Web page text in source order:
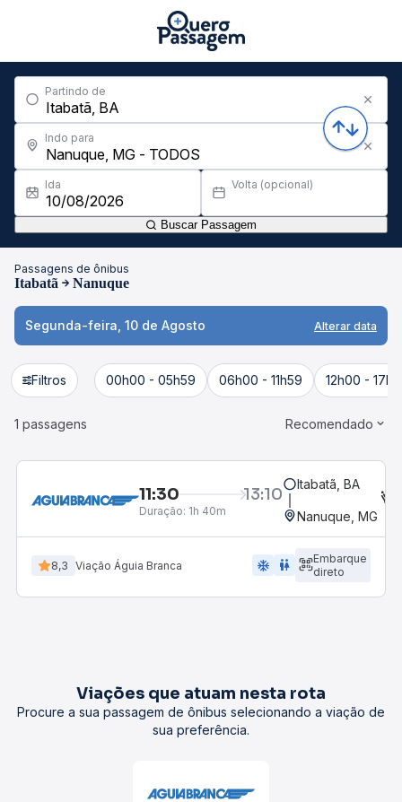
Partindo de
Indo para
Ida Volta (opcional)
Buscar Passagem
Passagens de ônibus
Itabatã Nanuque
Segunda-feira, 10 de Agosto Alterar data
Filtros 00h00 - 05h59 06h00 - 11h59 12h00 -
1 passagens Recomendado
11:30 13:10
Duração: 1h 40m
Itabatã, BA
Nanuque, MG
8,3 Viação Águia Branca ac_unit wc
Embarque
direto
Viações que atuam nesta rota
Procure a sua passagem de ônibus selecionando a viação de
sua preferência.